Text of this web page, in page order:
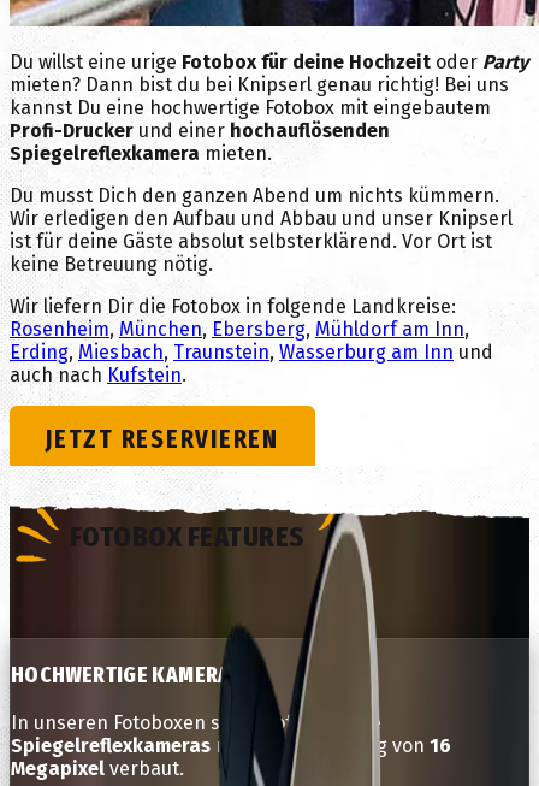
Du willst eine urige Fotobox für deine Hochzeit oder Party
mieten? Dann bist du bei Knipserl genau richtig! Bei uns
kannst Du eine hochwertige Fotobox mit eingebautem
Profi-Drucker und einer hochauflösenden
Spiegelreflexkamera mieten.
Du musst Dich den ganzen Abend um nichts kümmern.
Wir erledigen den Aufbau und Abbau und unser Knipserl
ist für deine Gäste absolut selbsterklärend. Vor Ort ist
keine Betreuung nötig.
Wir liefern Dir die Fotobox in folgende Landkreise:
Rosenheim, München, Ebersberg, Mühldorf am Inn,
Erding, Miesbach, Traunstein, Wasserburg am Inn und
auch nach Kufstein.
JETZT RESERVIEREN
FOTOBOX FEATURES
Perfekt ausgestattet für Deine Party
HOCHWERTIGE KAMERA
In unseren Fotoboxen sind professionelle
Spiegelreflexkameras mit einer Auflösung von 16
Megapixel verbaut.